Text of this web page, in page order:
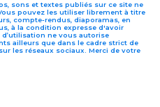
sons et textes publiés sur ce site ne
pouvez les utiliser librement à titre
compte-rendus, diaporamas, en
à la condition expresse d'avoir
ne vous autorise
ailleurs que dans le cadre strict de
les réseaux sociaux. Merci de votre